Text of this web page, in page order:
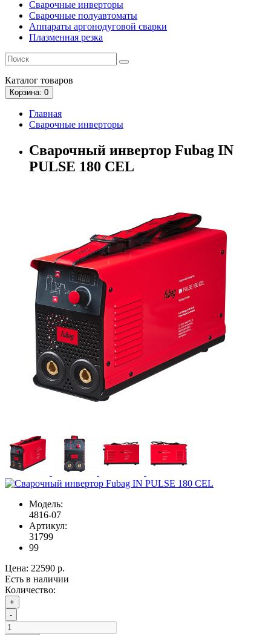
Сварочные инверторы
Сварочные полуавтоматы
Аппараты аргонодуговой сварки
Плазменная резка
Каталог товаров
Корзина: 0
Главная
Сварочные инверторы
Сварочный инвертор Fubag IN
PULSE 180 CEL
Модель:
4816-07
Артикул:
31799
99
Цена: 22590 р.
Есть в наличии
Количество:
+
-